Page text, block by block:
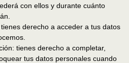
con ellos y durante cuánto
derecho a acceder a tus datos
tienes derecho a completar,
tus datos personales cuando